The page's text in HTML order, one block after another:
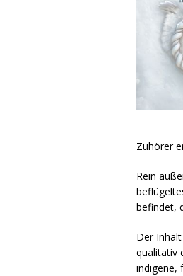
Zuhörer
Rein
befindet,
Der
qualitativ
indigene,